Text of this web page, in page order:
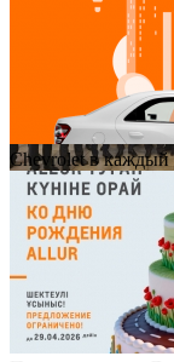
Награда от штаб-
Chevrolet в каждый